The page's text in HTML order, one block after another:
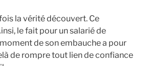
la vérité découvert. Ce
le fait pour un salarié de
de son embauche a pour
de rompre tout lien de confiance